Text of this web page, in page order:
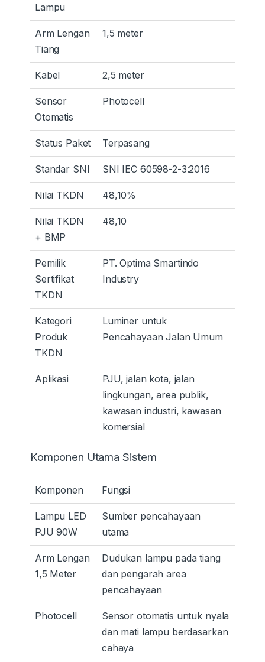
Lampu
Arm Lengan
Tiang
1,5 meter
Kabel 2,5 meter
Sensor
Otomatis
Photocell
Status Paket Terpasang
Standar SNI SNI IEC 60598-2-3:2016
Nilai TKDN 48,10%
Nilai TKDN
+ BMP
48,10
Pemilik
Sertifikat
TKDN
PT. Optima Smartindo
Industry
Kategori
Produk
TKDN
Luminer untuk
Pencahayaan Jalan Umum
Aplikasi
PJU, jalan kota, jalan
lingkungan, area publik,
kawasan industri, kawasan
komersial
Komponen Utama Sistem
Komponen Fungsi
Lampu LED
PJU 90W
Sumber pencahayaan
utama
Arm Lengan
1,5 Meter
Dudukan lampu pada tiang
dan pengarah area
pencahayaan
Photocell
Sensor otomatis untuk nyala
dan mati lampu berdasarkan
cahaya